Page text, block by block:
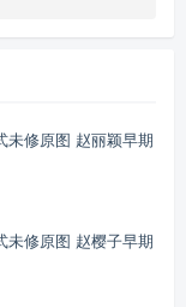
未修原图 赵丽颖早期
未修原图 赵樱子早期